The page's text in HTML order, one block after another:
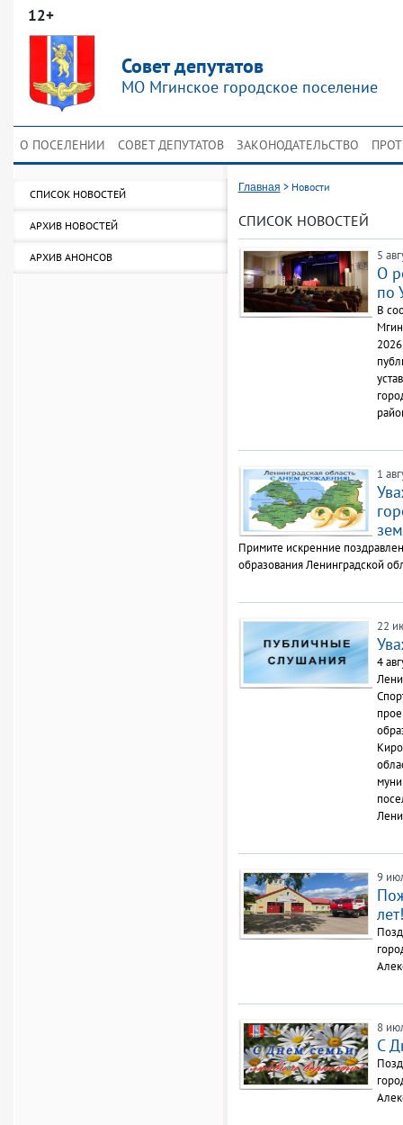
12+
Совет депутатов
МО Мгинское городское поселение
О ПОСЕЛЕНИИ СОВЕТ ДЕПУТАТОВ ЗАКОНОДАТЕЛЬСТВО
СПИСОК НОВОСТЕЙ
АРХИВ НОВОСТЕЙ
АРХИВ АНОНСОВ
Главная > Новости
СПИСОК НОВОСТЕЙ
5
О
по
В
1
Примите искренние
образования Ленинградской
22
4
9
лет!
8
С